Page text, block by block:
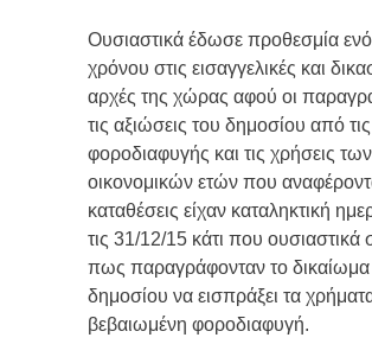
Ουσιαστικά έδωσε προθεσμία
χρόνου στις εισαγγελικές και
αρχές της χώρας αφού οι
τις αξιώσεις του δημοσίου από
φοροδιαφυγής και τις χρήσεις των
οικονομικών ετών που
καταθέσεις είχαν καταληκτική
τις 31/12/15 κάτι που ουσιαστικά
πως παραγράφονταν το δικαίωμα
δημοσίου να εισπράξει τα
βεβαιωμένη φοροδιαφυγή.